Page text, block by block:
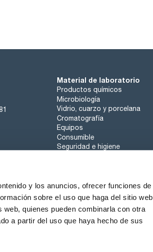
y los anuncios, ofrecer funciones de
sobre el uso que haga del sitio web
quienes pueden combinarla con otra
a partir del uso que haya hecho de sus
Material de laboratorio
Productos químicos
Microbiología
Vidrio, cuarzo y porcelana
Cromatografía
Equipos
Consumible
Seguridad e higiene
Contacta